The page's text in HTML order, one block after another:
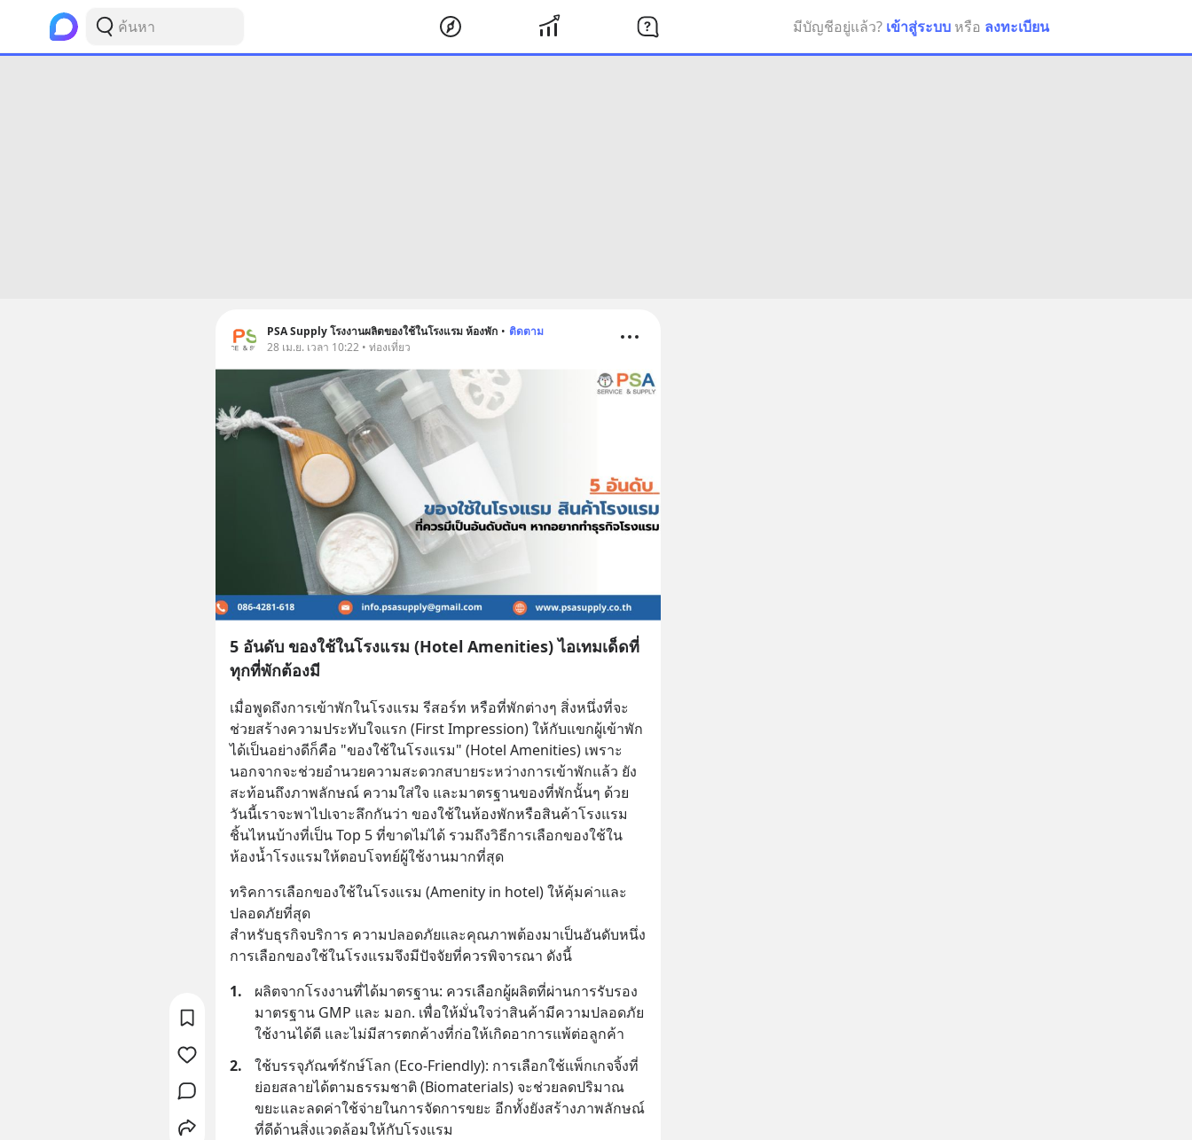
มีบัญชีอยู่แล้ว? เข้าสู่ระบบ หรือ ลงทะเบียน
PSA Supply โรงงานผลิตของใช้ในโรงแรม ห้องพัก • ติดตาม
28 เม.ย. เวลา 10:22 • ท่องเที่ยว
5 อันดับ ของใช้ในโรงแรม (Hotel Amenities) ไอเทมเด็ดที่
ทุกที่พักต้องมี
เมื่อพูดถึงการเข้าพักในโรงแรม รีสอร์ท หรือที่พักต่างๆ สิ่งหนึ่งที่จะ
ช่วยสร้างความประทับใจแรก (First Impression) ให้กับแขกผู้เข้าพัก
ได้เป็นอย่างดีก็คือ "ของใช้ในโรงแรม" (Hotel Amenities) เพราะ
นอกจากจะช่วยอำนวยความสะดวกสบายระหว่างการเข้าพักแล้ว ยัง
สะท้อนถึงภาพลักษณ์ ความใส่ใจ และมาตรฐานของที่พักนั้นๆ ด้วย
วันนี้เราจะพาไปเจาะลึกกันว่า ของใช้ในห้องพักหรือสินค้าโรงแรม
ชิ้นไหนบ้างที่เป็น Top 5 ที่ขาดไม่ได้ รวมถึงวิธีการเลือกของใช้ใน
ห้องน้ำโรงแรมให้ตอบโจทย์ผู้ใช้งานมากที่สุด
ทริคการเลือกของใช้ในโรงแรม (Amenity in hotel) ให้คุ้มค่าและ
ปลอดภัยที่สุด
สำหรับธุรกิจบริการ ความปลอดภัยและคุณภาพต้องมาเป็นอันดับหนึ่ง
การเลือกของใช้ในโรงแรมจึงมีปัจจัยที่ควรพิจารณา ดังนี้
1.
ผลิตจากโรงงานที่ได้มาตรฐาน: ควรเลือกผู้ผลิตที่ผ่านการรับรอง
มาตรฐาน GMP และ มอก. เพื่อให้มั่นใจว่าสินค้ามีความปลอดภัย
ใช้งานได้ดี และไม่มีสารตกค้างที่ก่อให้เกิดอาการแพ้ต่อลูกค้า
2.
ใช้บรรจุภัณฑ์รักษ์โลก (Eco-Friendly): การเลือกใช้แพ็กเกจจิ้งที่
ย่อยสลายได้ตามธรรมชาติ (Biomaterials) จะช่วยลดปริมาณ
ขยะและลดค่าใช้จ่ายในการจัดการขยะ อีกทั้งยังสร้างภาพลักษณ์
ที่ดีด้านสิ่งแวดล้อมให้กับโรงแรม